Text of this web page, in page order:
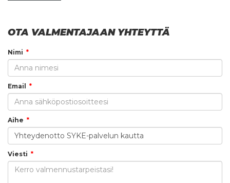
OTA VALMENTAJAAN YHTEYTTÄ
Nimi
Email
Aihe
Viesti